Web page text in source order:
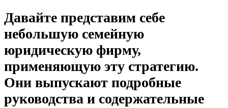
Давайте представим себе
небольшую семейную
юридическую фирму,
применяющую эту стратегию.
Они выпускают подробные
руководства и содержательные